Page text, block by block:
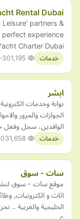
Rental Dubai
partners &
perfect experience
Charter Dubai.
خدمات 30
ابشر
بوابة وخدمات
الجوازات والمرور
الوافدين، سجل وفعل
خدمات
سات - سوق
موقع سات - سوق لنشر
اثاث و الكترونيات,